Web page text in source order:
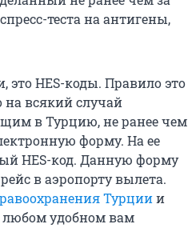
теста на антигены,
это HES-коды. Правило это
на всякий случай
в Турцию, не ранее чем
форму. На ее
HES-код. Данную форму
в аэропорту вылета.
Турциии
любом удобном вам